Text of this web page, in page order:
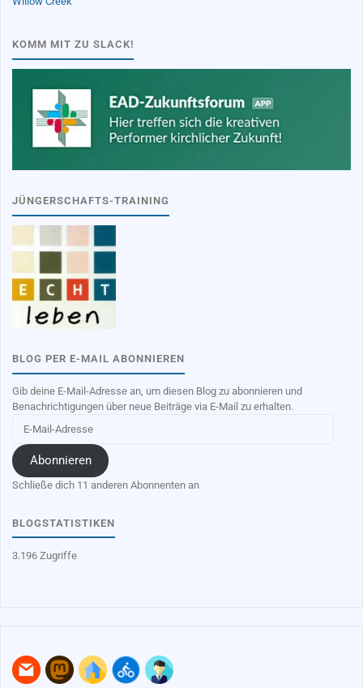
KOMM MIT ZU SLACK!
JÜNGERSCHAFTS-TRAINING
BLOG PER E-MAIL ABONNIEREN
Gib deine E-Mail-Adresse an, um diesen Blog zu abonnieren und
Benachrichtigungen über neue Beiträge via E-Mail zu erhalten.
Mail-
Adresse
Abonnieren
Schließe dich 11 anderen Abonnenten an
BLOGSTATISTIKEN
3.196 Zugriffe